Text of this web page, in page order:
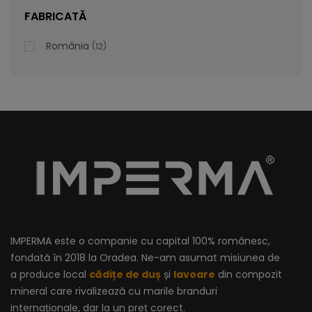
De la996,47
FABRICATĂ
România 12
IMPERMA este o companie cu capital 100% românesc,
fondată în 2018 la Oradea. Ne-am asumat misiunea de
a produce local cădițe de duș și lavoare din compozit
mineral care rivalizează cu marile branduri
internaționale, dar la un preț corect.